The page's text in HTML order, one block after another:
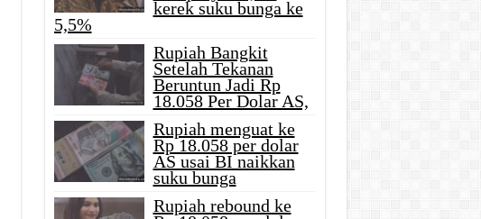
kerek suku bunga ke
5,5%
Rupiah Bangkit
Setelah Tekanan
Beruntun Jadi Rp
18.058 Per Dolar AS,
Rupiah menguat ke
Rp 18.058 per dolar
AS usai BI naikkan
suku bunga
Rupiah rebound ke